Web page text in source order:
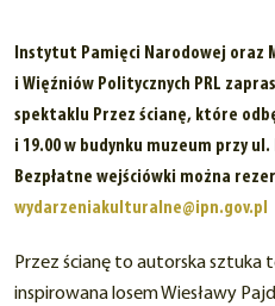
Instytut Pamięci Narodowej oraz
i Więźniów Politycznych PRL
spektaklu Przez ścianę, które
i 19.00 w budynku muzeum przy
Bezpłatne wejściówki można
wydarzeniakulturalne@ipn.gov.pl
Przez ścianę to autorska sztuka
inspirowana losem Wiesławy